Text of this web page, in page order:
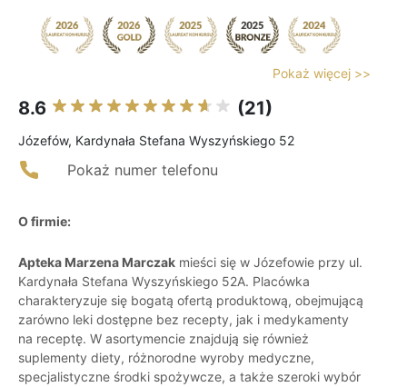
Pokaż więcej >>
8.6 (21)
Józefów, Kardynała Stefana Wyszyńskiego 52
Pokaż numer telefonu
O firmie:
Apteka Marzena Marczak mieści się w Józefowie przy ul.
Kardynała Stefana Wyszyńskiego 52A. Placówka
charakteryzuje się bogatą ofertą produktową, obejmującą
zarówno leki dostępne bez recepty, jak i medykamenty
na receptę. W asortymencie znajdują się również
suplementy diety, różnorodne wyroby medyczne,
specjalistyczne środki spożywcze, a także szeroki wybór